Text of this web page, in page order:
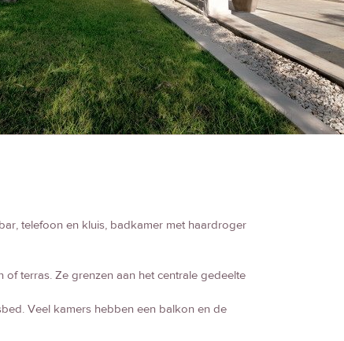
telefoon en kluis, badkamer met haardroger
terras. Ze grenzen aan het centrale gedeelte
Veel kamers hebben een balkon en de